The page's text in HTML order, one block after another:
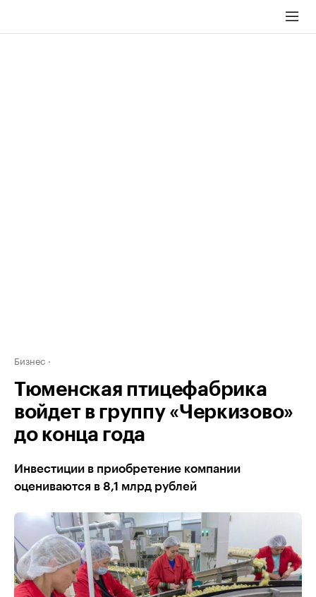
Бизнес
Тюменская птицефабрика
войдет в группу «Черкизово»
до конца года
Инвестиции в приобретение компании
оцениваются в 8,1 млрд рублей